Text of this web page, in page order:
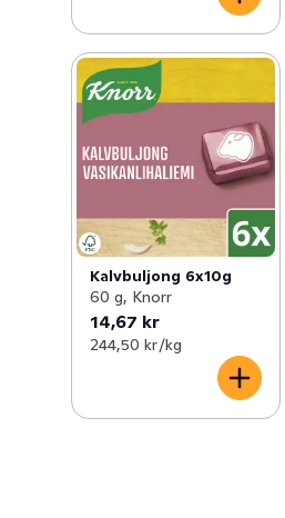
Kalvbuljong 6x10g
60 g, Knorr
14,67 kr
244,50 kr /kg